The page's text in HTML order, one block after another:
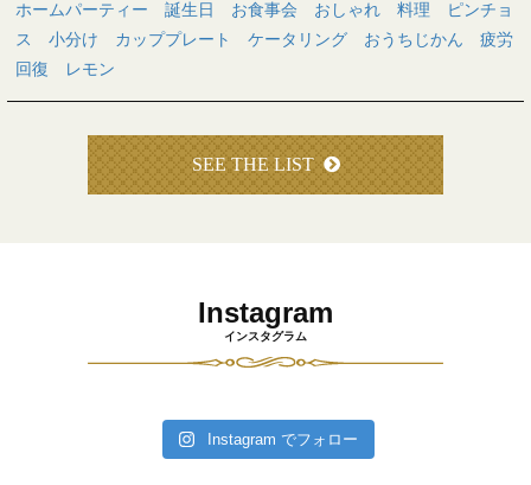
ホームパーティー 誕生日 お食事会 おしゃれ 料理 ピンチョ
ス 小分け カッププレート ケータリング おうちじかん 疲労
回復 レモン
SEE THE LIST
Instagram
インスタグラム
Instagram でフォロー